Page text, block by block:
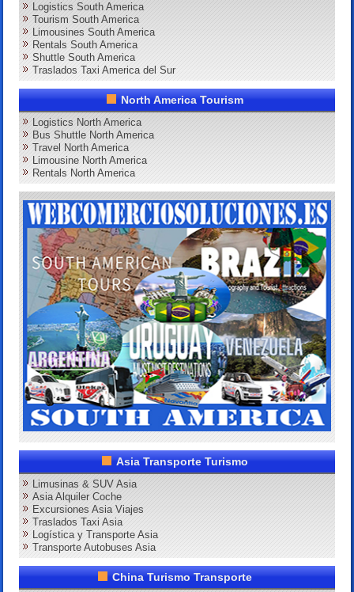
Logistics South America
Tourism South America
Limousines South America
Rentals South America
Shuttle South America
Traslados Taxi America del Sur
North America Tourism
Logistics North America
Bus Shuttle North America
Travel North America
Limousine North America
Rentals North America
Asia Transporte Turismo
Limusinas & SUV Asia
Asia Alquiler Coche
Excursiones Asia Viajes
Traslados Taxi Asia
Logística y Transporte Asia
Transporte Autobuses Asia
China Turismo Transporte